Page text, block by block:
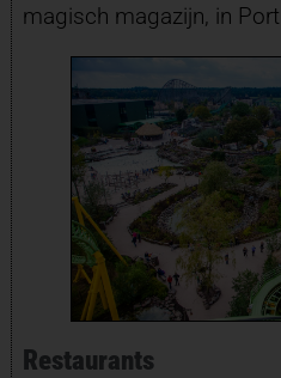
magisch magazijn, in
Restaurants